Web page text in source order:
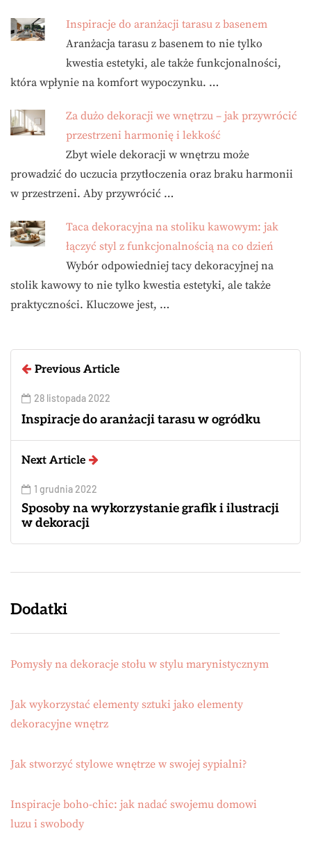
Inspiracje do aranżacji tarasu z basenem
Aranżacja tarasu z basenem to nie tylko
kwestia estetyki, ale także funkcjonalności,
która wpłynie na komfort wypoczynku. …
Za dużo dekoracji we wnętrzu – jak przywrócić
przestrzeni harmonię i lekkość
Zbyt wiele dekoracji w wnętrzu może
prowadzić do uczucia przytłoczenia oraz braku harmonii
w przestrzeni. Aby przywrócić …
Taca dekoracyjna na stoliku kawowym: jak
łączyć styl z funkcjonalnością na co dzień
Wybór odpowiedniej tacy dekoracyjnej na
stolik kawowy to nie tylko kwestia estetyki, ale także
praktyczności. Kluczowe jest, …
Previous Article
28 listopada 2022
Inspiracje do aranżacji tarasu w ogródku
Next Article
1 grudnia 2022
Sposoby na wykorzystanie grafik i ilustracji
w dekoracji
Dodatki
Pomysły na dekoracje stołu w stylu marynistycznym
Jak wykorzystać elementy sztuki jako elementy
dekoracyjne wnętrz
Jak stworzyć stylowe wnętrze w swojej sypialni?
Inspiracje boho-chic: jak nadać swojemu domowi
luzu i swobody